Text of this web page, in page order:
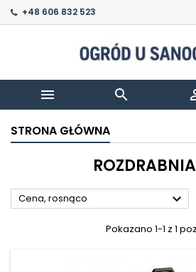
+48 606 832 523
 
STRONA GŁÓWNA
Cena, rosnąco 
Pokazano 1-1 z 1